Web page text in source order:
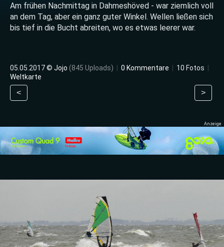
Am frühen Nachmittag in Dahmeshöved - war ziemlich voll
an dem Tag, aber ein ganz guter Winkel. Wellen ließen sich
bis tief in die Bucht abreiten, wo es etwas leerer war.
05.05.2017 © Jojo (845 Uploads) 0 Kommentare 10 Fotos
Weltkarte
< >